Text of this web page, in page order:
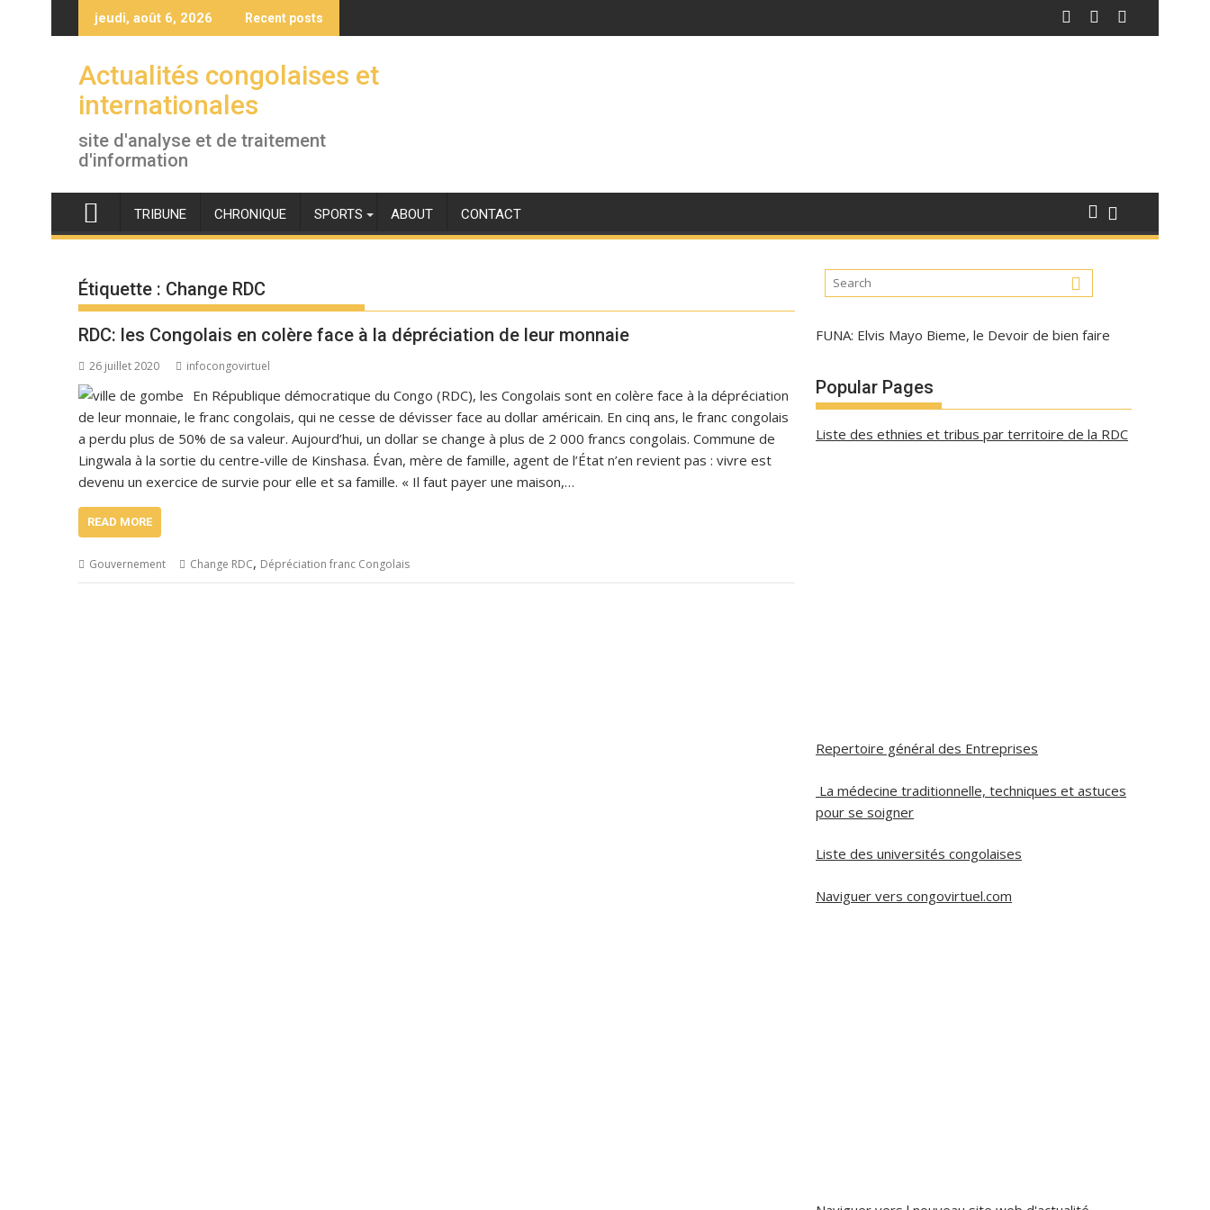
to
jeudi, août 6, 2026 Recent posts
Actualités congolaises et
internationales
site d'analyse et de traitement
d'information
TRIBUNE CHRONIQUE SPORTS ABOUT CONTACT
Étiquette : Change RDC
RDC: les Congolais en colère face à la dépréciation de leur monnaie
26 juillet 2020 infocongovirtuel
En République démocratique du Congo (RDC), les Congolais sont en colère face à la dépréciation
de leur monnaie, le franc congolais, qui ne cesse de dévisser face au dollar américain. En cinq ans, le franc congolais
a perdu plus de 50% de sa valeur. Aujourd’hui, un dollar se change à plus de 2 000 francs congolais. Commune de
Lingwala à la sortie du centre-ville de Kinshasa. Évan, mère de famille, agent de l’État n’en revient pas : vivre est
devenu un exercice de survie pour elle et sa famille. « Il faut payer une maison,…
READ MORE
Gouvernement Change RDC, Dépréciation franc Congolais
FUNA: Elvis Mayo Bieme, le Devoir de bien faire
Popular Pages
Liste des ethnies et tribus par territoire de la RDC
Repertoire général des Entreprises
La médecine traditionnelle, techniques et astuces
pour se soigner
Liste des universités congolaises
Naviguer vers congovirtuel.com